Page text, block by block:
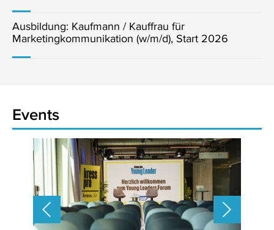
Ausbildung: Kaufmann / Kauffrau für
Marketingkommunikation (w/m/d), Start 2026
Events